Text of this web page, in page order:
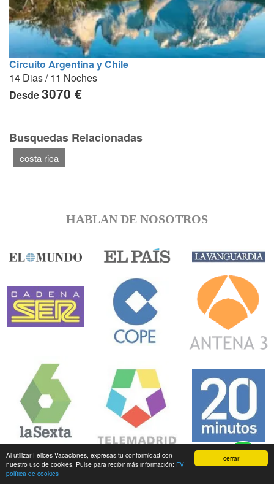
cerrar
Al utilizar Felices Vacaciones, expresas tu conformidad con
nuestro uso de cookies. Pulse para recibir más información: FV
política de cookies
Circuito Argentina y Chile
14 Dias / 11 Noches
Desde3070 €
Busquedas Relacionadas
costa rica
HABLAN DE NOSOTROS
1